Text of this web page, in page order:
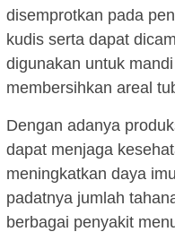
disemprotkan pada
kudis serta dapat
digunakan untuk
membersihkan areal
Dengan adanya
dapat menjaga
meningkatkan daya
padatnya jumlah
berbagai penyakit